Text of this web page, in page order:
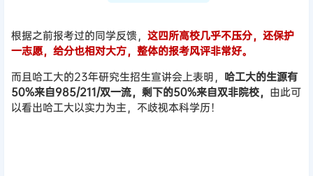
根据之前报考过的同学反馈， 这四所高校几乎不压分，还保护
一志愿，给分也相对大方，整体的报考风评非常好。
而且哈工大的23年研究生招生宣讲会上表明， 哈工大的生源有
50%来自985/211/双一流，剩下的50%来自双非院校， 由此可
以看出哈工大以实力为主，不歧视本科学历！